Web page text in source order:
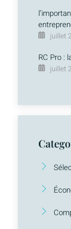
juillet
RC Pro :
juillet